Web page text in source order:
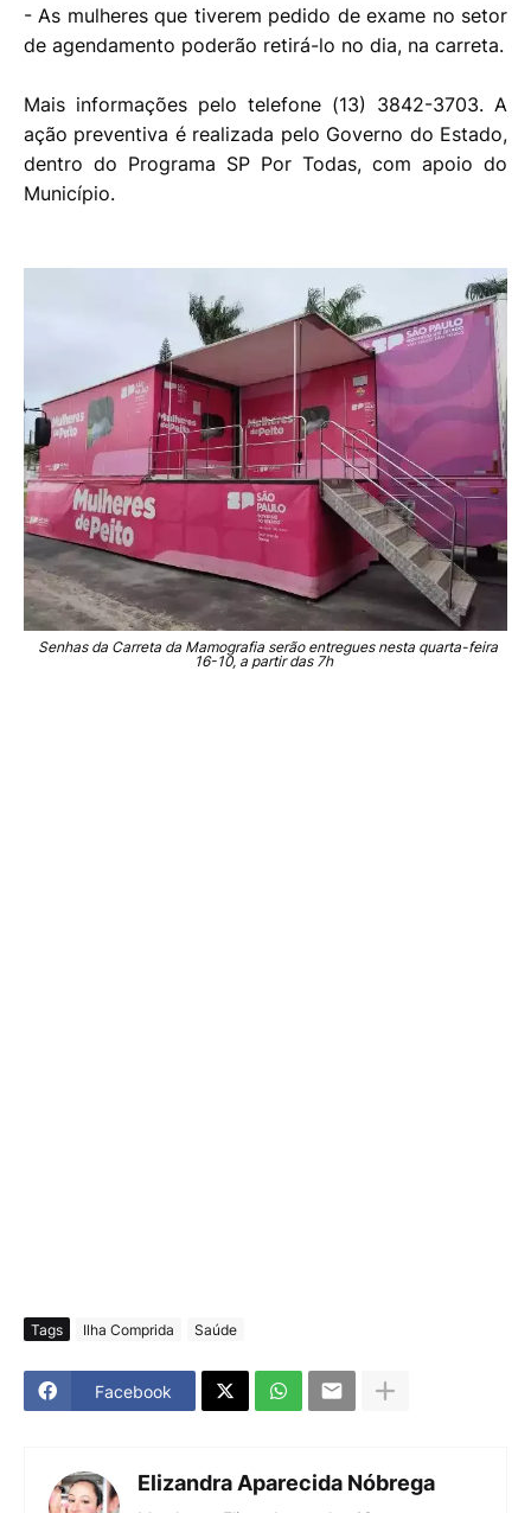
- As mulheres que tiverem pedido de exame no setor
de agendamento poderão retirá-lo no dia, na carreta.
Mais informações pelo telefone (13) 3842-3703. A
ação preventiva é realizada pelo Governo do Estado,
dentro do Programa SP Por Todas, com apoio do
Município.
Senhas da Carreta da Mamografia serão entregues nesta quarta-feira
16-10, a partir das 7h
Tags Ilha Comprida Saúde
Facebook
Elizandra Aparecida Nóbrega